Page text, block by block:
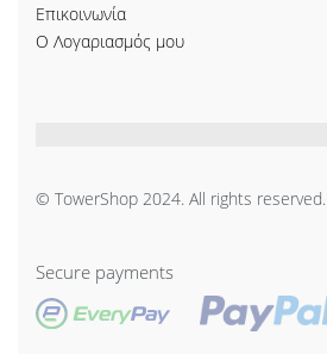
Επικοινωνία
Ο Λογαριασμός μου
© TowerShop 2024. All rights reserved.
Secure payments